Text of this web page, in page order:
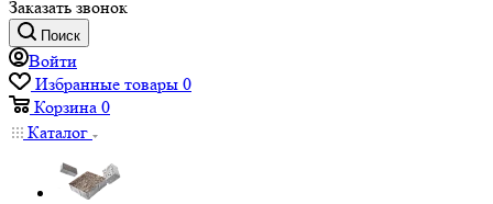
Заказать звонок
Поиск
Войти
Избранные товары 0
Корзина 0
Каталог